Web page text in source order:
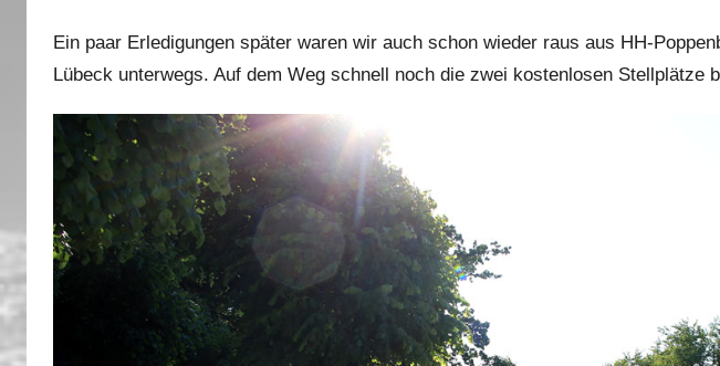
Ein paar Erledigungen später waren wir auch schon wieder raus aus HH-
Lübeck unterwegs. Auf dem Weg schnell noch die zwei kostenlosen Stellplätze